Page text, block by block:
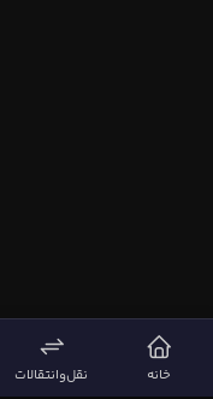
خانه نقل‌وانتقالات